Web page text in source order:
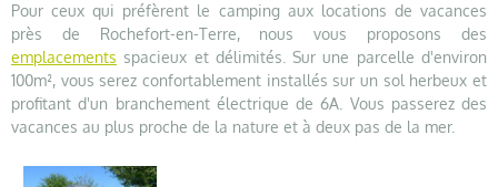
Pour ceux qui préfèrent le camping aux locations de vacances
près de Rochefort-en-Terre, nous vous proposons des
emplacements spacieux et délimités. Sur une parcelle d'environ
100m², vous serez confortablement installés sur un sol herbeux et
profitant d'un branchement électrique de 6A. Vous passerez des
vacances au plus proche de la nature et à deux pas de la mer.